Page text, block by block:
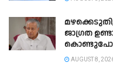
ജാഗ്രത
AUGUST 8,